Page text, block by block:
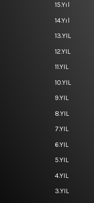
15.Yıl
14.Yıl
13.YIL
12.YIL
11.YIL
10.YIL
9.YIL
8.YIL
7.YIL
6.YIL
5.YIL
4.YIL
3.YIL